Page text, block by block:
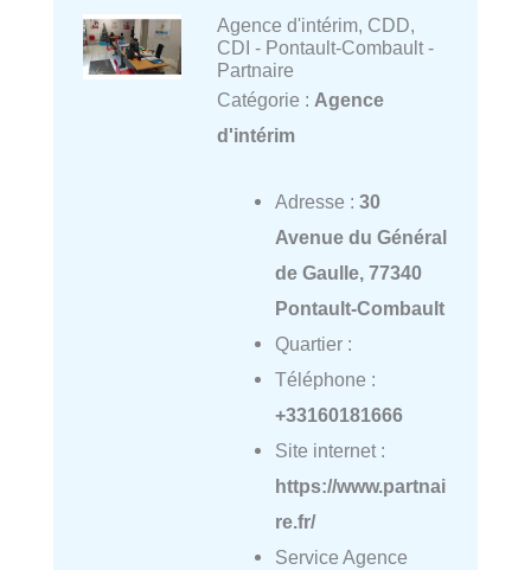
Agence d'intérim, CDD,
CDI - Pontault-Combault -
Partnaire
Catégorie : Agence
d'intérim
Adresse : 30
Avenue du Général
de Gaulle, 77340
Pontault-Combault
Quartier :
Téléphone :
+33160181666
Site internet :
https://www.partnai
re.fr/
Service Agence